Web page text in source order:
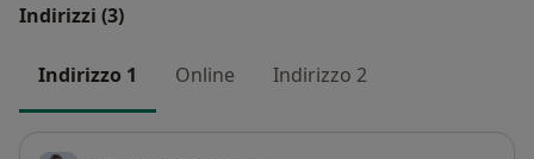
Indirizzi (3)
Indirizzo 1 Online Indirizzo 2